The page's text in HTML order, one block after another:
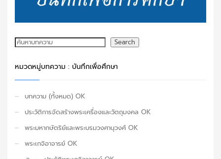
ค้นหา Search
หมวดหมู่บทความ : บันทึกเพื่อศึกษา
บทความ (ทั้งหมด) OK
ประวัติการจัดสร้างพระเครื่องและวัตถุมงคล OK
พระมหากษัตริย์และพระบรมวงศานุวงศ์ OK
พระเกจิอาจารย์ OK